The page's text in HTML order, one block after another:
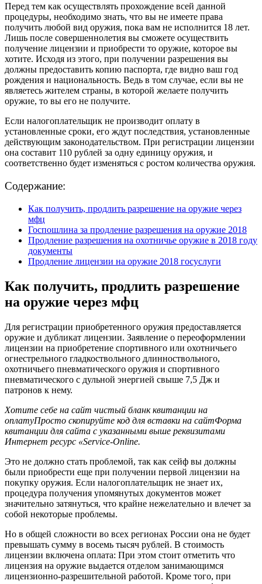
Перед тем как осуществлять прохождение всей данной
процедуры, необходимо знать, что вы не имеете права
получить любой вид оружия, пока вам не исполнится 18 лет.
Лишь после совершеннолетия вы сможете осуществить
получение лицензии и приобрести то оружие, которое вы
хотите. Исходя из этого, при получении разрешения вы
должны предоставить копию паспорта, где видно ваш год
рождения и национальность. Ведь в том случае, если вы не
являетесь жителем страны, в которой желаете получить
оружие, то вы его не получите.
Если налогоплательщик не производит оплату в
установленные сроки, его ждут последствия, установленные
действующим законодательством. При регистрации лицензии
она составит 110 рублей за одну единицу оружия, и
соответственно будет изменяться с ростом количества оружия.
Содержание:
Как получить, продлить разрешение на оружие через
мфц
Госпошлина за продление разрешения на оружие 2018
Продление разрешения на охотничье оружие в 2018 году
документы
Продление лицензии на оружие 2018 госуслуги
Как получить, продлить разрешение
на оружие через мфц
Для регистрации приобретенного оружия предоставляется
оружие и дубликат лицензии. Заявление о переоформлении
лицензии на приобретение спортивного или охотничьего
огнестрельного гладкоствольного длинноствольного,
охотничьего пневматического оружия и спортивного
пневматического с дульной энергией свыше 7,5 Дж и
патронов к нему.
Хотите себе на сайт чистый бланк квитанции на
оплатуПросто скопируйте код для вставки на сайтФорма
квитанции для сайта с указанными выше реквизитами
Интернет ресурс «Service-Online.
Это не должно стать проблемой, так как сейф вы должны
были приобрести еще при получении первой лицензии на
покупку оружия. Если налогоплательщик не знает их,
процедура получения упомянутых документов может
значительно затянуться, что крайне нежелательно и влечет за
собой некоторые проблемы.
Но в общей сложности во всех регионах России она не будет
превышать сумму в восемь тысяч рублей. В стоимость
лицензии включена оплата: При этом стоит отметить что
лицензия на оружие выдается отделом занимающимся
лицензионно-разрешительной работой. Кроме того, при